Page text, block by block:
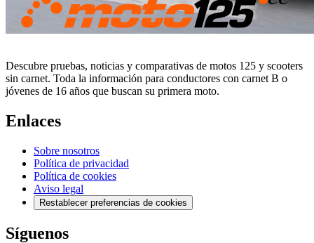
Descubre pruebas, noticias y comparativas de motos 125 y scooters
sin carnet. Toda la información para conductores con carnet B o
jóvenes de 16 años que buscan su primera moto.
Enlaces
Sobre nosotros
Política de privacidad
Política de cookies
Aviso legal
Restablecer preferencias de cookies
Síguenos